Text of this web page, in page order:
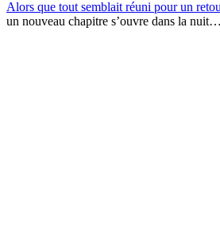
Alors que tout semblait réuni pour un
un nouveau chapitre s’ouvre dans la